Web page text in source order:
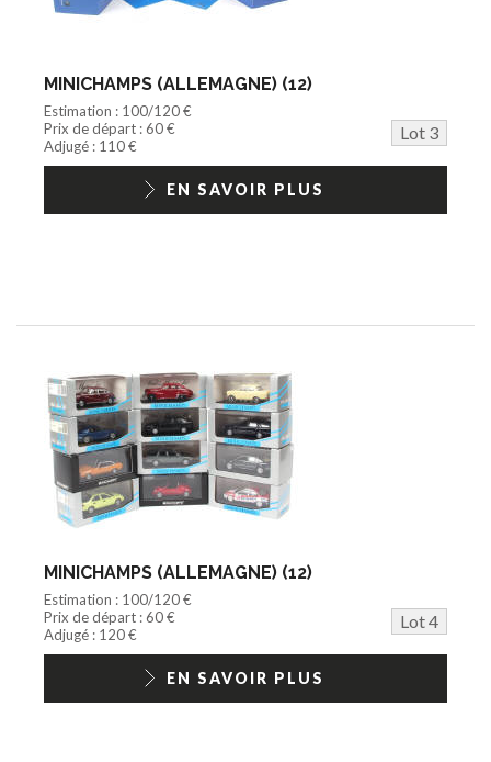
MINICHAMPS (ALLEMAGNE) (12)
Estimation : 100/120 €
Prix de départ : 60 €
Lot 3
Adjugé : 110 €
EN SAVOIR PLUS
MINICHAMPS (ALLEMAGNE) (12)
Estimation : 100/120 €
Prix de départ : 60 €
Lot 4
Adjugé : 120 €
EN SAVOIR PLUS